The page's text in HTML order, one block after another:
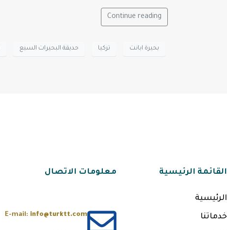
Continue reading
بحيرة ابانت تركيا حديقة البحيرات السبع
القائمة الرئيسية
الرئيسية
خدماتنا
معلومات الاتصال
E-mail: info@turktt.com